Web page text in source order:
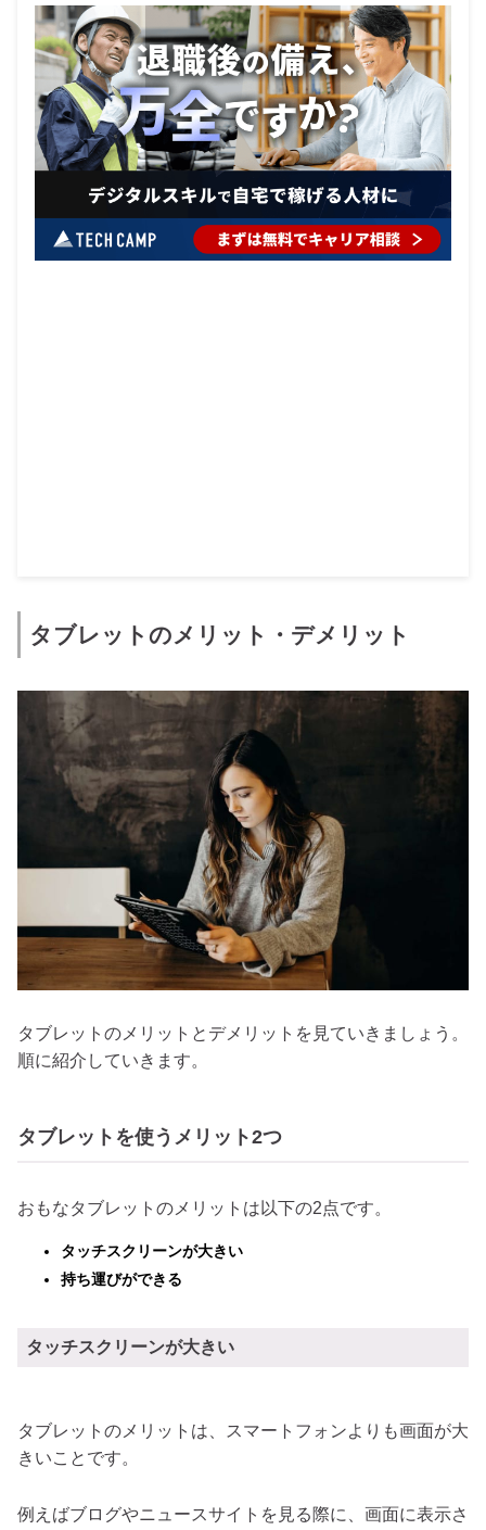
タブレットのメリット・デメリット
タブレットのメリットとデメリットを見ていきましょう。
順に紹介していきます。
タブレットを使うメリット2つ
おもなタブレットのメリットは以下の2点です。
タッチスクリーンが大きい
持ち運びができる
タッチスクリーンが大きい
タブレットのメリットは、スマートフォンよりも画面が大
きいことです。
例えばブログやニュースサイトを見る際に、画面に表示さ